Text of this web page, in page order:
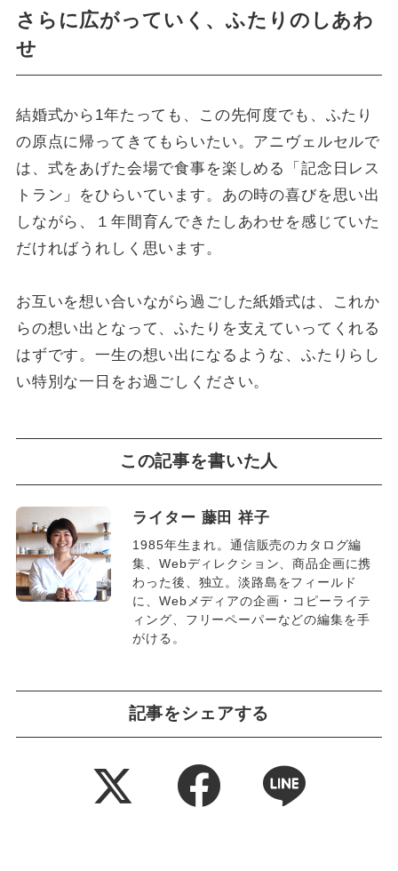
さらに広がっていく、ふたりのしあわ
せ
結婚式から1年たっても、この先何度でも、ふたり
の原点に帰ってきてもらいたい。アニヴェルセルで
は、式をあげた会場で食事を楽しめる「記念日レス
トラン」をひらいています。あの時の喜びを思い出
しながら、１年間育んできたしあわせを感じていた
だければうれしく思います。
お互いを想い合いながら過ごした紙婚式は、これか
らの想い出となって、ふたりを支えていってくれる
はずです。一生の想い出になるような、ふたりらし
い特別な一日をお過ごしください。
この記事を書いた人
ライター 藤田 祥子
1985年生まれ。通信販売のカタログ編
集、Webディレクション、商品企画に携
わった後、独立。淡路島をフィールド
に、Webメディアの企画・コピーライテ
ィング、フリーペーパーなどの編集を手
がける。
記事をシェアする